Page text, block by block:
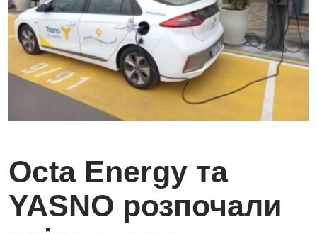
Octa Energy та
YASNO розпочали